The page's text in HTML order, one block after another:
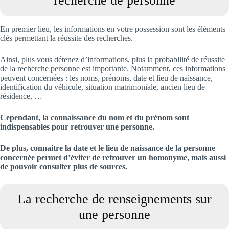
En premier lieu, les informations en votre possession sont les éléments
clés permettant la réussite des recherches.
Ainsi, plus vous détenez d’informations, plus la probabilité de réussite
de la recherche personne est importante. Notamment, ces informations
peuvent concernées : les noms, prénoms, date et lieu de naissance,
identification du véhicule, situation matrimoniale, ancien lieu de
résidence, …
Cependant, la connaissance du nom et du prénom sont
indispensables pour retrouver une personne.
De plus, connaitre la date et le lieu de naissance de la personne
concernée permet d’éviter de retrouver un homonyme, mais aussi
de pouvoir consulter plus de sources.
La recherche de renseignements sur
une personne